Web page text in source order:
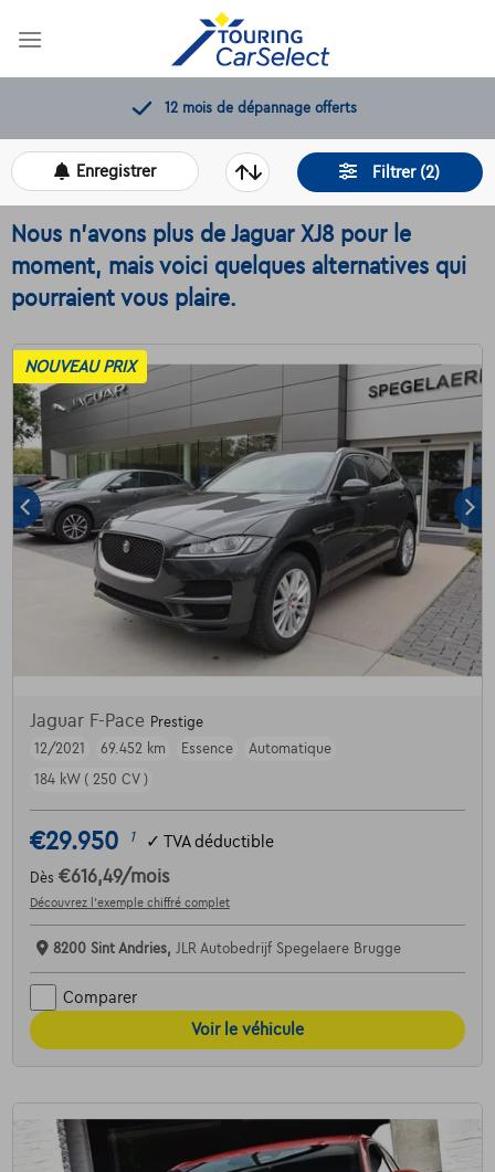
11.000+voitures disponibles
Filtrer (2)
Enregistrer
Nous n'avons plus de Jaguar XJ8 pour le
moment, mais voici quelques alternatives qui
pourraient vous plaire.
NOUVEAU PRIX
Jaguar F-Pace Prestige
12/2021
69.452 km Essence
Automatique
184 kW ( 250 CV )
€29.950 1 ✓ TVA déductible
Dès €616,49/mois
Découvrez l’exemple chiffré complet
8200 Sint Andries, JLR Autobedrijf Spegelaere Brugge
Comparer
Voir le véhicule